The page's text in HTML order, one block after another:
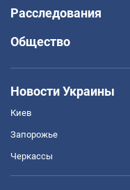
Расследования
Общество
Новости Украины
Киев
Запорожье
Черкассы